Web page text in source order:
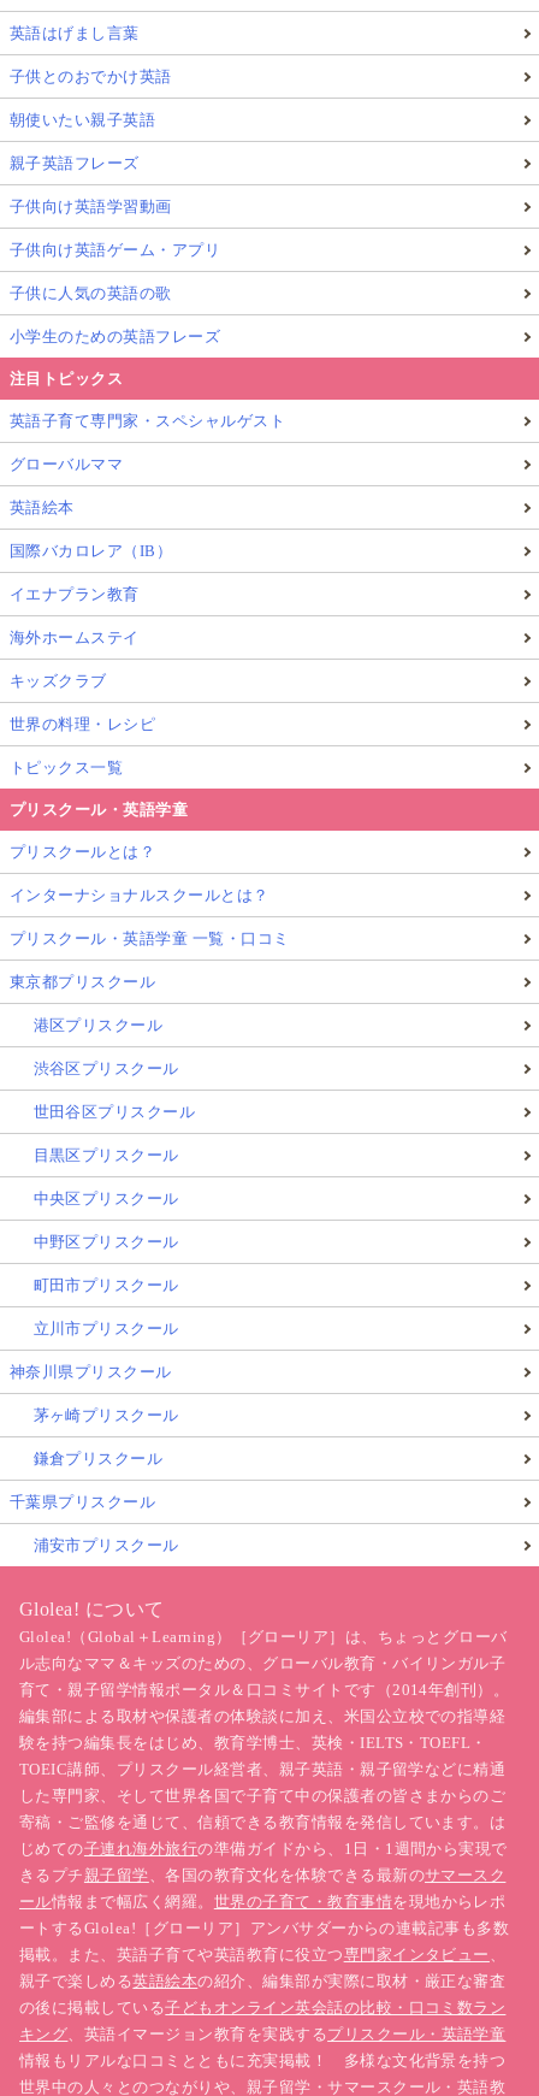
英語はげまし言葉
子供とのおでかけ英語
朝使いたい親子英語
親子英語フレーズ
子供向け英語学習動画
子供向け英語ゲーム・アプリ
子供に人気の英語の歌
小学生のための英語フレーズ
注目トピックス
英語子育て専門家・スペシャルゲスト
グローバルママ
英語絵本
国際バカロレア（IB）
イエナプラン教育
海外ホームステイ
キッズクラブ
世界の料理・レシピ
トピックス一覧
プリスクール・英語学童
プリスクールとは？
インターナショナルスクールとは？
プリスクール・英語学童 一覧・口コミ
東京都プリスクール
港区プリスクール
渋谷区プリスクール
世田谷区プリスクール
目黒区プリスクール
中央区プリスクール
中野区プリスクール
町田市プリスクール
立川市プリスクール
神奈川県プリスクール
茅ヶ崎プリスクール
鎌倉プリスクール
千葉県プリスクール
浦安市プリスクール
Glolea! について
Glolea!（Global＋Learning）［グローリア］は、ちょっとグローバ
ル志向なママ＆キッズのための、グローバル教育・バイリンガル子
育て・親子留学情報ポータル＆口コミサイトです（2014年創刊）。
編集部による取材や保護者の体験談に加え、米国公立校での指導経
験を持つ編集長をはじめ、教育学博士、英検・IELTS・TOEFL・
TOEIC講師、プリスクール経営者、親子英語・親子留学などに精通
した専門家、そして世界各国で子育て中の保護者の皆さまからのご
寄稿・ご監修を通じて、信頼できる教育情報を発信しています。は
じめての子連れ海外旅行の準備ガイドから、1日・1週間から実現で
きるプチ親子留学、各国の教育文化を体験できる最新のサマースク
ール情報まで幅広く網羅。 世界の子育て・教育事情を現地からレポ
ートするGlolea!［グローリア］アンバサダーからの連載記事も多数
掲載。また、英語子育てや英語教育に役立つ専門家インタビュー 、
親子で楽しめる英語絵本の紹介、編集部が実際に取材・厳正な審査
の後に掲載している子どもオンライン英会話の比較・口コミ数ラン
キング、英語イマージョン教育を実践するプリスクール・英語学童
情報もリアルな口コミとともに充実掲載！ 多様な文化背景を持つ
世界中の人々とのつながりや、親子留学・サマースクール・英語教